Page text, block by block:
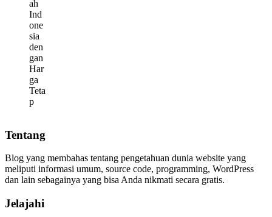
Tentang
Blog yang membahas tentang pengetahuan dunia website yang
meliputi informasi umum, source code, programming, WordPress
dan lain sebagainya yang bisa Anda nikmati secara gratis.
Jelajahi